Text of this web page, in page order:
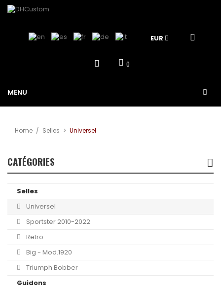
EUR
0
MENU
Home / Selles > Universel
CATÉGORIES
Selles
Universel
Sportster 2010-2022
Retro
Big - Mod.1920
Triumph Bobber
Guidons